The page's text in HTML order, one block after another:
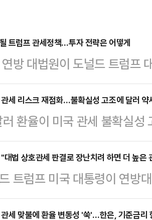
트럼프 관세정책…투자 전략은 어떻게
방 대법원이 도널드 트럼프
칠 영향이 주목된다.관련 소
승 마감했지만, 불확실성을
는 지적이다.24일 한국거래
포인트(0.65%) 오른
급등에 따른 차익실현을 꾀
'반도체 투톱'을 1조원 넘게
…
세 리스크 재점화…불확실성 고조에 달러 약
러 환율이 미국 관세 불확실
이번 관세 부과 방침이 한국
면서도, 정책 불확실성이 시
23일 서울 외환시장에서
후 3시30분 기준)는 전 거래
대법 상호관세 판결로 장난치려 하면 더 높은
트럼프 미국 대통령이 연방
시 하려는 나라들에 더 높
세 맞불에 환율 변동성 '쑥'…한은, 기준금리